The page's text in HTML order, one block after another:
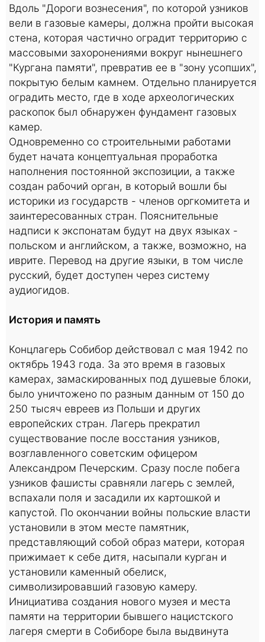
Вдоль "Дороги вознесения", по которой узников
вели в газовые камеры, должна пройти высокая
стена, которая частично оградит территорию с
массовыми захоронениями вокруг нынешнего
"Кургана памяти", превратив ее в "зону усопших",
покрытую белым камнем. Отдельно планируется
оградить место, где в ходе археологических
раскопок был обнаружен фундамент газовых
камер.
Одновременно со строительными работами
будет начата концептуальная проработка
наполнения постоянной экспозиции, а также
создан рабочий орган, в который вошли бы
историки из государств - членов оргкомитета и
заинтересованных стран. Пояснительные
надписи к экспонатам будут на двух языках -
польском и английском, а также, возможно, на
иврите. Перевод на другие языки, в том числе
русский, будет доступен через систему
аудиогидов.
История и память
Концлагерь Собибор действовал с мая 1942 по
октябрь 1943 года. За это время в газовых
камерах, замаскированных под душевые блоки,
было уничтожено по разным данным от 150 до
250 тысяч евреев из Польши и других
европейских стран. Лагерь прекратил
существование после восстания узников,
возглавленного советским офицером
Александром Печерским. Сразу после побега
узников фашисты сравняли лагерь с землей,
вспахали поля и засадили их картошкой и
капустой. По окончании войны польские власти
установили в этом месте памятник,
представляющий собой образ матери, которая
прижимает к себе дитя, насыпали курган и
установили каменный обелиск,
символизировавший газовую камеру.
Инициатива создания нового музея и места
памяти на территории бывшего нацистского
лагеря смерти в Собиборе была выдвинута